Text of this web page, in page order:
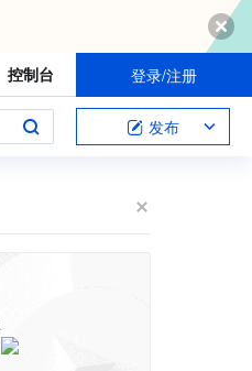
控制台 登录/注册
发布